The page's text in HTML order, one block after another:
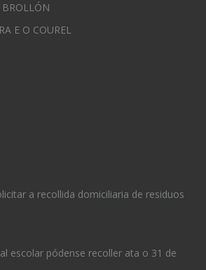
E O COUREL
a recollida domiciliaria de residuos
escolar pódense recoller ata o 31 de